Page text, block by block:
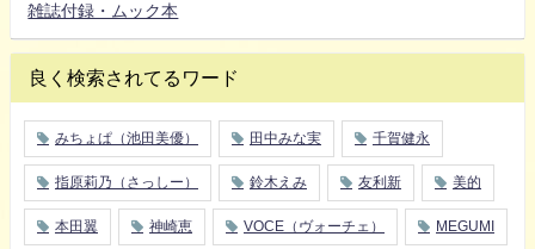
雑誌付録・ムック本
良く検索されてるワード
みちょぱ（池田美優） 田中みな実 千賀健永
指原莉乃（さっしー） 鈴木えみ 友利新 美的
本田翼 神崎恵 VOCE（ヴォーチェ） MEGUMI